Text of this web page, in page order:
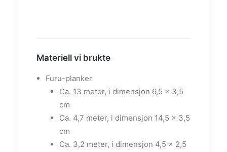
Materiell vi brukte
Furu-planker
Ca. 13 meter, i dimensjon 6,5 x 3,5
cm
Ca. 4,7 meter, i dimensjon 14,5 x 3,5
cm
Ca. 3,2 meter, i dimensjon 4,5 x 2,5